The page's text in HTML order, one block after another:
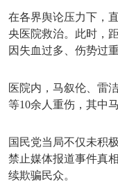
在各界舆论压力下，
央医院救治。此时，
因失血过多、伤势过
医院内，马叙伦、雷
等10余人重伤，其中
国民党当局不仅未积
禁止媒体报道事件真
续欺骗民众。